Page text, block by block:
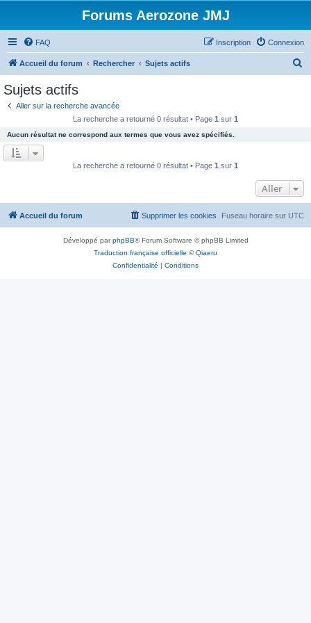
Forums Aerozone JMJ
FAQ Connexion
Inscription
Accueil du forum Rechercher Sujets actifs
e
Sujets actifs
Aller sur la recherche avancée
La recherche a retourné 0 résultat • Page 1 sur 1
Aucun résultat ne correspond aux termes que vous avez spécifiés.
La recherche a retourné 0 résultat • Page 1 sur 1
Aller
Accueil du forum Fuseau horaire sur UTC
Supprimer les cookies
Développé parphpBB® Forum Software © phpBB Limited
Traduction française officielle ©Qiaeru
Confidentialité | Conditions